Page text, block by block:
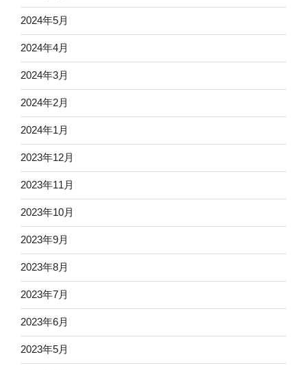
2024年5月
2024年4月
2024年3月
2024年2月
2024年1月
2023年12月
2023年11月
2023年10月
2023年9月
2023年8月
2023年7月
2023年6月
2023年5月